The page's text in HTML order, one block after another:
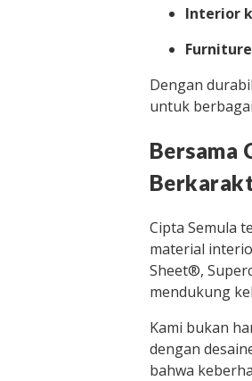
Interior
Dengan
untuk
Bersama
Cipta Semula
material
Sheet®️,
mendukung
Kami bukan
dengan
bahwa